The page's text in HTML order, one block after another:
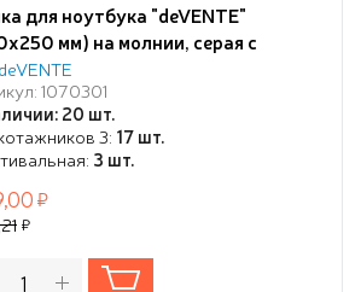
для ноутбука "deVENTE"
мм) на молнии, серая с
отделкой, 1 внешний большой
на молнии для бумаг, 3 внешних
кармана для телефона,
ручкек, блокнотов,
deVENTE
1070301
20 шт.
3: 17 шт.
3 шт.